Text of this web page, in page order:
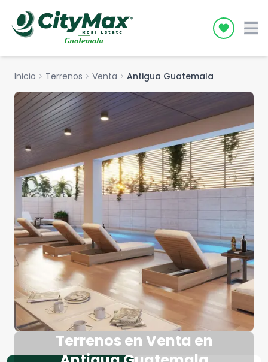
Icon
Inicio chevron_right Terrenos chevron_right Venta chevron_right Antigua Guatemala
Terrenos en Venta en